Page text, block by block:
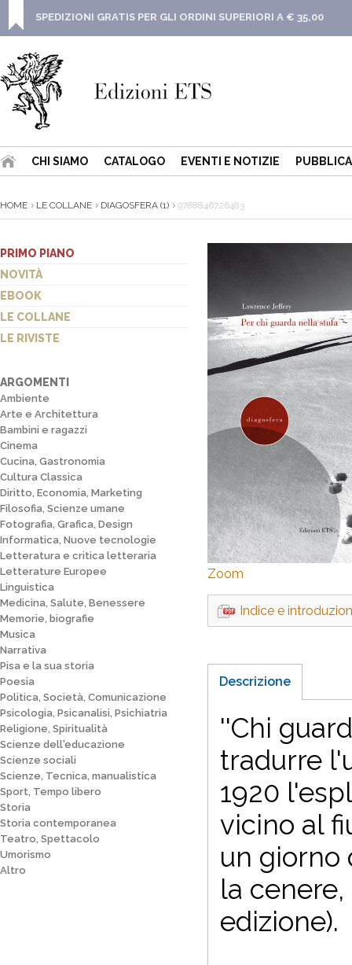
SPEDIZIONI GRATIS PER GLI ORDINI SUPERIORI A € 35,00
CHI SIAMO CATALOGO EVENTI E NOTIZIE
HOME LE COLLANE DIAGOSFERA (1) 9788846726483
PRIMO PIANO
NOVITÀ
EBOOK
LE COLLANE
LE RIVISTE
ARGOMENTI
Ambiente
Arte e Architettura
Bambini e ragazzi
Cinema
Cucina, Gastronomia
Cultura Classica
Diritto, Economia, Marketing
Filosofia, Scienze umane
Fotografia, Grafica, Design
Informatica, Nuove tecnologie
Letteratura e critica letteraria
Letterature Europee
Linguistica
Medicina, Salute, Benessere
Memorie, biografie
Musica
Narrativa
Pisa e la sua storia
Poesia
Politica, Società, Comunicazione
Psicologia, Psicanalisi, Psichiatria
Religione, Spiritualità
Scienze dell'educazione
Scienze sociali
Scienze, Tecnica, manualistica
Sport, Tempo libero
Storia
Storia contemporanea
Teatro, Spettacolo
Umorismo
Altro
Zoom
Indice e
Descrizione
''Chi
tradurre
1920
vicino al
un giorno
la
edizione).